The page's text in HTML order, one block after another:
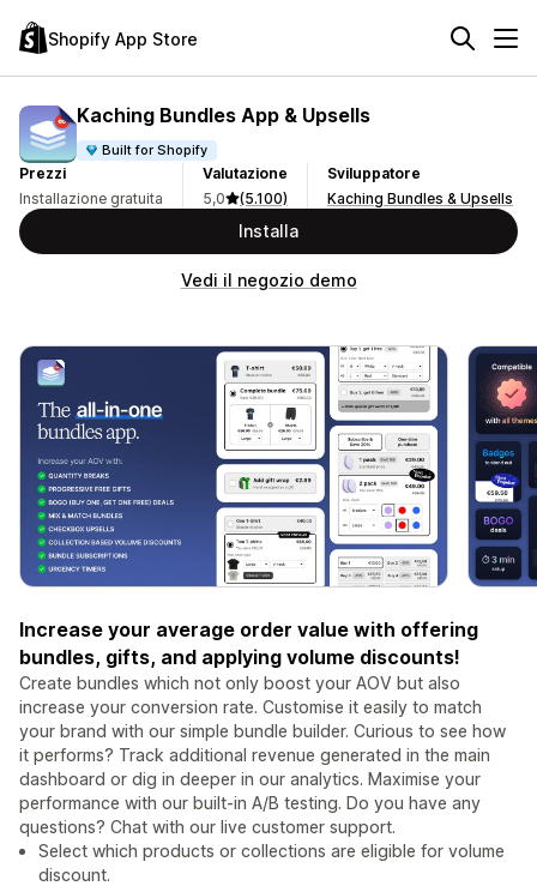
Shopify App Store
Kaching Bundles App & Upsells
Built for Shopify
Prezzi
Installazione gratuita
Valutazione
5,0
(5.100)
Sviluppatore
Kaching Bundles & Upsells
Installa
Vedi il negozio demo
Increase your average order value with offering
bundles, gifts, and applying volume discounts!
Create bundles which not only boost your AOV but also
increase your conversion rate. Customise it easily to match
your brand with our simple bundle builder. Curious to see how
it performs? Track additional revenue generated in the main
dashboard or dig in deeper in our analytics. Maximise your
performance with our built-in A/B testing. Do you have any
questions? Chat with our live customer support.
Select which products or collections are eligible for volume
discount.